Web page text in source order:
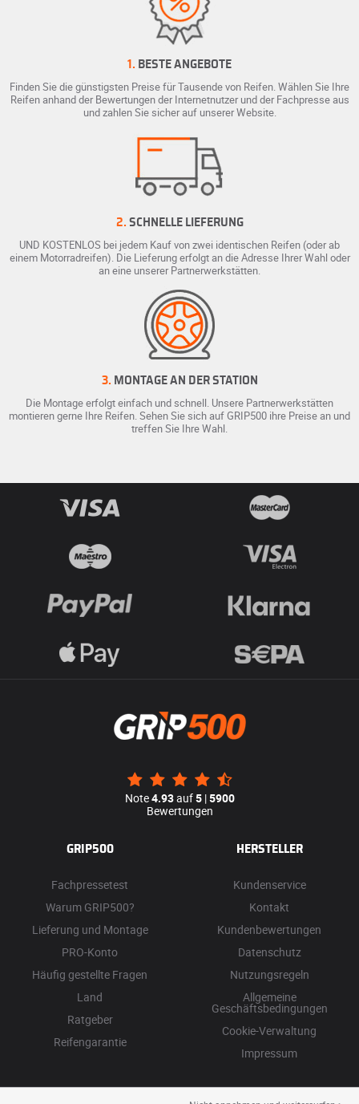
1. BESTE ANGEBOTE
Finden Sie die günstigsten Preise für Tausende von Reifen. Wählen Sie Ihre
Reifen anhand der Bewertungen der Internetnutzer und der Fachpresse aus
und zahlen Sie sicher auf unserer Website.
2. SCHNELLE LIEFERUNG
UND KOSTENLOS bei jedem Kauf von zwei identischen Reifen (oder ab
einem Motorradreifen). Die Lieferung erfolgt an die Adresse Ihrer Wahl oder
an eine unserer Partnerwerkstätten.
3. MONTAGE AN DER STATION
Die Montage erfolgt einfach und schnell. Unsere Partnerwerkstätten
montieren gerne Ihre Reifen. Sehen Sie sich auf GRIP500 ihre Preise an und
treffen Sie Ihre Wahl.
Note4.93auf5|5900
Bewertungen
GRIP500
Fachpressetest
Warum GRIP500?
Lieferung und Montage
PRO-Konto
Häufig gestellte Fragen
Land
Ratgeber
Reifengarantie
HERSTELLER
Kundenservice
Kontakt
Kundenbewertungen
Datenschutz
Nutzungsregeln
Allgemeine
Geschäftsbedingungen
Cookie-Verwaltung
Impressum